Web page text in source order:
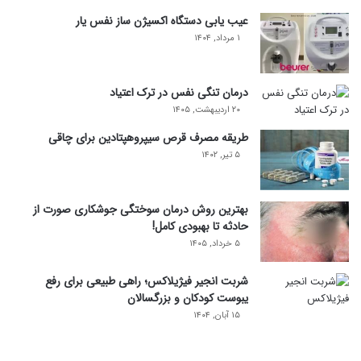
عیب یابی دستگاه اکسیژن ساز نفس یار
۱ مرداد, ۱۴۰۴
درمان تنگی نفس در ترک اعتیاد
۲۰ اردیبهشت, ۱۴۰۵
طریقه مصرف قرص سیپروهپتادین برای چاقی
۵ تیر, ۱۴۰۲
بهترین روش درمان سوختگی جوشکاری صورت از
حادثه تا بهبودی کامل!
۵ خرداد, ۱۴۰۵
شربت انجیر فیژیلاکس؛ راهی طبیعی برای رفع
یبوست کودکان و بزرگسالان
۱۵ آبان, ۱۴۰۴